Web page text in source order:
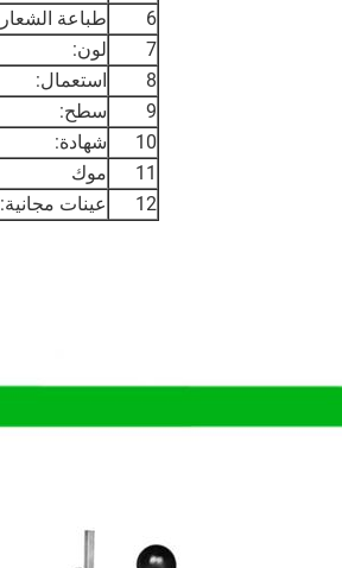
6
طباعة الشعار
7
لون:
8
استعمال:
9
سطح:
10
شهادة:
11
موك
12
عينات مجانية: